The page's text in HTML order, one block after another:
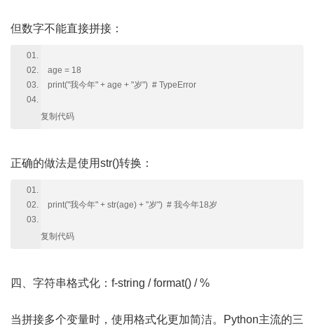
但数字不能直接拼接：
age = 18
print("我今年" + age + "岁") # TypeError
复制代码
正确的做法是使用str()转换：
print("我今年" + str(age) + "岁") # 我今年18岁
复制代码
四、字符串格式化：f-string / format() / %
当拼接多个变量时，使用格式化更加简洁。Python主流的三